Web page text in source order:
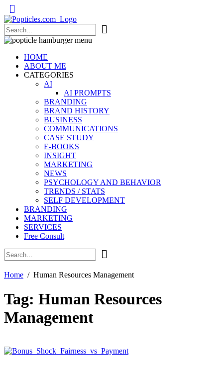
Popticles.com
HOME
ABOUT ME
CATEGORIES
AI
AI PROMPTS
BRANDING
BRAND HISTORY
BUSINESS
COMMUNICATIONS
CASE STUDY
E-BOOKS
INSIGHT
MARKETING
NEWS
PSYCHOLOGY AND BEHAVIOR
TRENDS / STATS
SELF DEVELOPMENT
BRANDING
MARKETING
SERVICES
Free Consult
Home Human Resources Management
Tag: Human Resources
Management